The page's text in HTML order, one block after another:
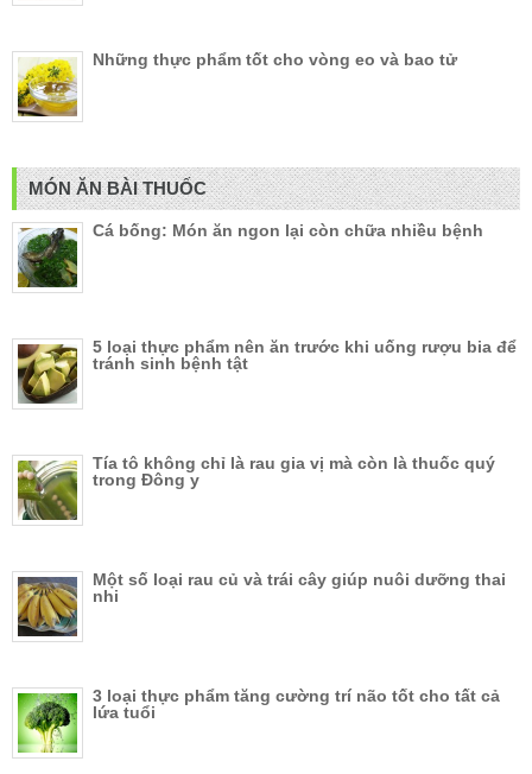
Những thực phẩm tốt cho vòng eo và bao tử
MÓN ĂN BÀI THUỐC
Cá bống: Món ăn ngon lại còn chữa nhiều bệnh
5 loại thực phẩm nên ăn trước khi uống rượu bia để
tránh sinh bệnh tật
Tía tô không chỉ là rau gia vị mà còn là thuốc quý
trong Đông y
Một số loại rau củ và trái cây giúp nuôi dưỡng thai
nhi
3 loại thực phẩm tăng cường trí não tốt cho tất cả
lứa tuổi